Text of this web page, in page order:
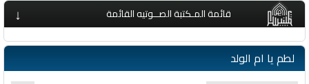
↓ قائمة المـكتبة الصــوتيه القائمة
لطم يا ام الولد